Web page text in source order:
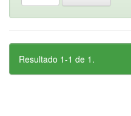
Resultado 1-1 de 1.